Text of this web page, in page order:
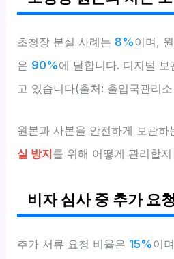
초청장 분실 사례는 8%이며,
은 90%에 달합니다. 디지털
고 있습니다(출처: 출입국관리
원본과 사본을 안전하게 보관하
실 방지를 위해 어떻게 관리할
비자 심사 중 추가 요
추가 서류 요청 비율은 15%이